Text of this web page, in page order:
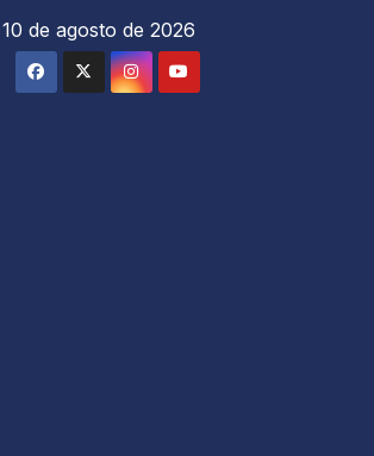
10 de agosto de 2026